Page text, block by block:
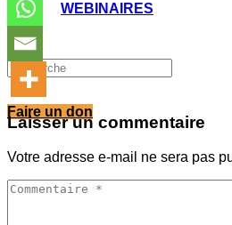
WEBINAIRES
Faire un don
Laisser un commentaire
Votre adresse e-mail ne sera pas